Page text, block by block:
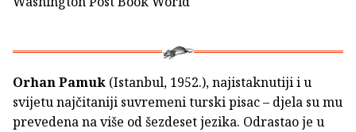
Orhan Pamuk (Istanbul, 1952.), najistaknutiji i u
svijetu najčitaniji suvremeni turski pisac – djela su mu
prevedena na više od šezdeset jezika. Odrastao je u